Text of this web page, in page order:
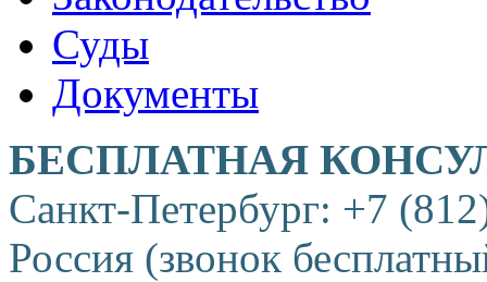
Суды
Документы
БЕСПЛАТНАЯ
Санкт-Петербург: +7
Россия (звонок